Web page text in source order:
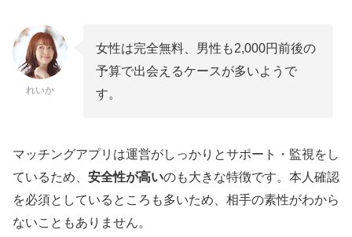
れいか
女性は完全無料、男性も2,000円前後の
予算で出会えるケースが多いようで
す。
マッチングアプリは運営がしっかりとサポート・監視をし
ているため、 安全性が高いのも大きな特徴です。本人確認
を必須としているところも多いため、相手の素性がわから
ないこともありません。